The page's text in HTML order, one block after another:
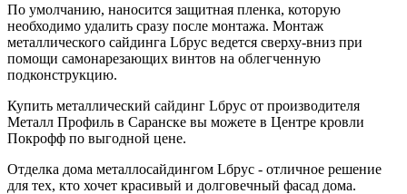
По умолчанию, наносится защитная пленка, которую
необходимо удалить сразу после монтажа. Монтаж
металлического сайдинга Lбрус ведется сверху-вниз при
помощи самонарезающих винтов на облегченную
подконструкцию.
Купить металлический сайдинг Lбрус от производителя
Металл Профиль в Саранске вы можете в Центре кровли
Покрофф по выгодной цене.
Отделка дома металлосайдингом Lбрус - отличное решение
для тех, кто хочет красивый и долговечный фасад дома.